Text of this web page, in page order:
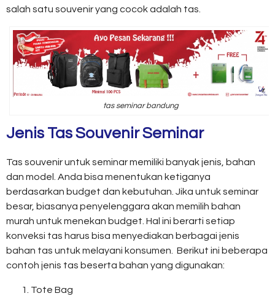
salah satu souvenir yang cocok adalah tas.
tas seminar bandung
Jenis Tas Souvenir Seminar
Tas souvenir untuk seminar memiliki banyak jenis, bahan
dan model. Anda bisa menentukan ketiganya
berdasarkan budget dan kebutuhan. Jika untuk seminar
besar, biasanya penyelenggara akan memilih bahan
murah untuk menekan budget. Hal ini berarti setiap
konveksi tas harus bisa menyediakan berbagai jenis
bahan tas untuk melayani konsumen. Berikut ini beberapa
contoh jenis tas beserta bahan yang digunakan:
Tote Bag